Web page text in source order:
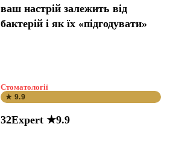
ваш настрій залежить від
бактерій і як їх «підгодувати»
Стоматології
★ 9.9
32Expert ★9.9